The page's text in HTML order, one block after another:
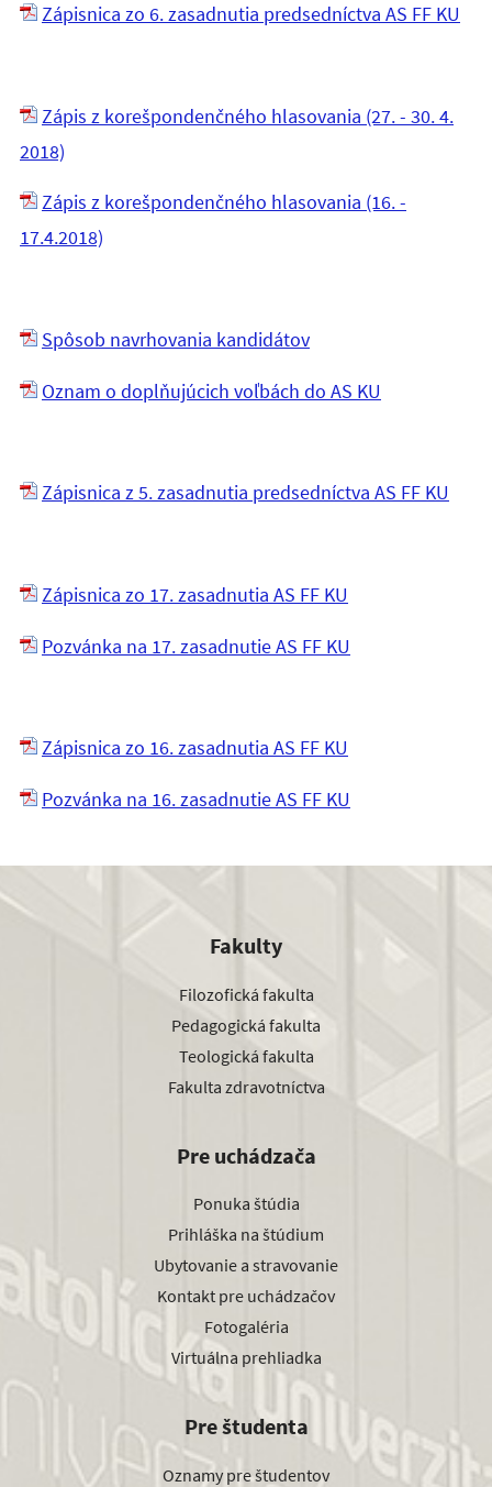
Zápisnica zo 6. zasadnutia predsedníctva AS FF KU
Zápis z korešpondenčného hlasovania (27. - 30. 4.
2018)
Zápis z korešpondenčného hlasovania (16. -
17.4.2018)
Spôsob navrhovania kandidátov
Oznam o doplňujúcich voľbách do AS KU
Zápisnica z 5. zasadnutia predsedníctva AS FF KU
Zápisnica zo 17. zasadnutia AS FF KU
Pozvánka na 17. zasadnutie AS FF KU
Zápisnica zo 16. zasadnutia AS FF KU
Pozvánka na 16. zasadnutie AS FF KU
Fakulty
Filozofická fakulta
Pedagogická fakulta
Teologická fakulta
Fakulta zdravotníctva
Pre uchádzača
Ponuka štúdia
Prihláška na štúdium
Ubytovanie a stravovanie
Kontakt pre uchádzačov
Fotogaléria
Virtuálna prehliadka
Pre študenta
Oznamy pre študentov